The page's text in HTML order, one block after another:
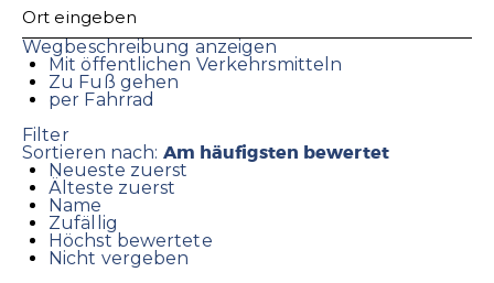
Wegbeschreibung anzeigen
Mit öffentlichen Verkehrsmitteln
Zu Fuß gehen
per Fahrrad
Filter
Sortieren nach: Am häufigsten bewertet
Neueste zuerst
Älteste zuerst
Name
Zufällig
Höchst bewertete
Nicht vergeben